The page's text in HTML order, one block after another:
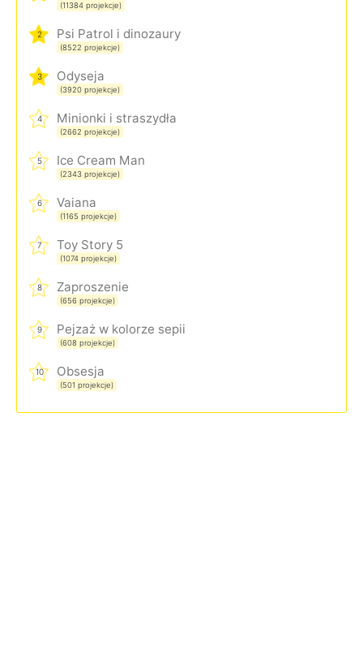
(11384 projekcje)
2 Psi Patrol i dinozaury
(8522 projekcje)
3 Odyseja
(3920 projekcje)
4 Minionki i straszydła
(2662 projekcje)
5 Ice Cream Man
(2343 projekcje)
6 Vaiana
(1165 projekcje)
7 Toy Story 5
(1074 projekcje)
8 Zaproszenie
(656 projekcje)
9 Pejzaż w kolorze sepii
(608 projekcje)
10 Obsesja
(501 projekcje)